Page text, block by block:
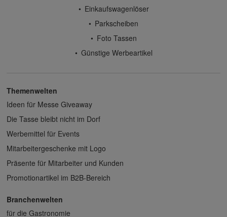
Einkaufswagenlöser
Parkscheiben
Foto Tassen
Günstige Werbeartikel
Themenwelten
Ideen für Messe Giveaway
Die Tasse bleibt nicht im Dorf
Werbemittel für Events
Mitarbeitergeschenke mit Logo
Präsente für Mitarbeiter und Kunden
Promotionartikel im B2B-Bereich
Branchenwelten
für die Gastronomie